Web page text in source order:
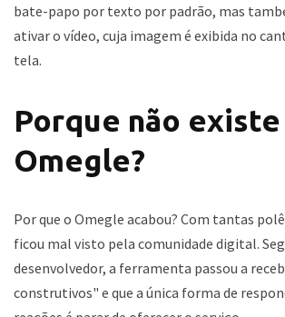
bate-papo por texto por padrão, mas
ativar o vídeo, cuja imagem é exibida no
tela.
Porque não existe
Omegle?
Por que o Omegle acabou? Com tantas
ficou mal visto pela comunidade digital.
desenvolvedor, a ferramenta passou a
construtivos" e que a única forma de